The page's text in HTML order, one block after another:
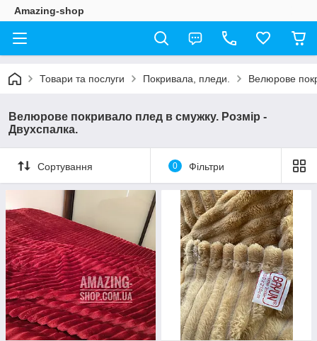
Amazing-shop
Товари та послуги Покривала, пледи. Велюрове
Велюрове покривало плед в смужку. Розмір -
Двухспалка.
Сортування 0 Фільтри